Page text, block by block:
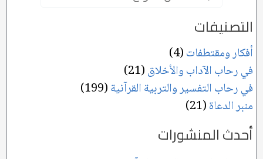
التصنيفات
أفكار ومقتطفات(4)
في رحاب الآداب والأخلاق(21)
في رحاب التفسير والتربية القرآنية(199)
منبر الدعاة(21)
أحدث المنشورات